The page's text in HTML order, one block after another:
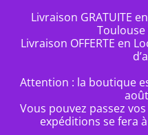
Livraison GRATUITE
Toulouse
Livraison OFFERTE en
Attention : la boutique
Vous pouvez passez
expéditions se fera